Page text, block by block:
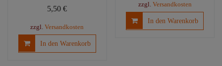
5,50€
zzgl.Versandkosten
In den Warenkorb
zzgl. Versandkosten
In den Warenkorb